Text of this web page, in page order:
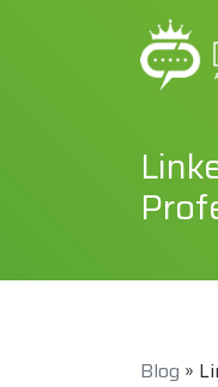
Blog »